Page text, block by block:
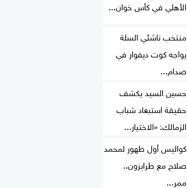
الأهلي في كأس خوان...
منتخب ناشئي السلة
يواجه كوت ديفوار في
صدام...
حسين السيد يكشف
حقيقة استبعاد شباب
الزمالك: «الاختيار...
كواليس أول ظهور لمحمد
صلاح مع طرابزون..
ممر...